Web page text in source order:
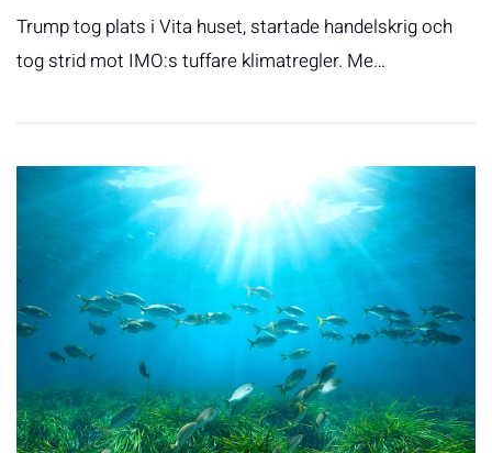
Trump tog plats i Vita huset, startade handelskrig och
tog strid mot IMO:s tuffare klimatregler. Me…